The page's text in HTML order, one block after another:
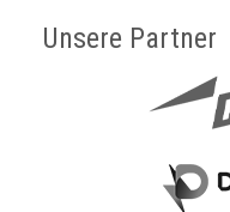
Unsere Partner